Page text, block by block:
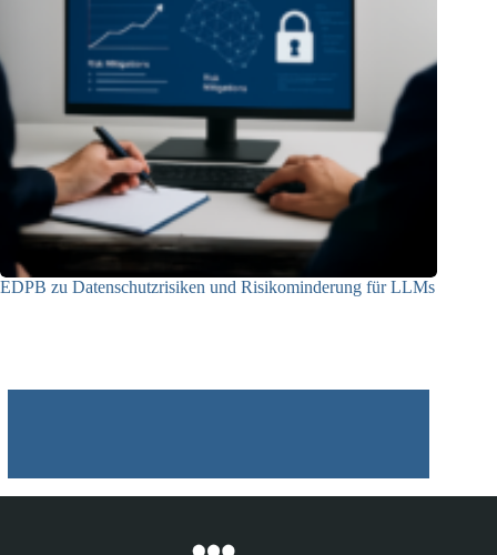
EDPB zu Datenschutzrisiken und Risikominderung für LLMs